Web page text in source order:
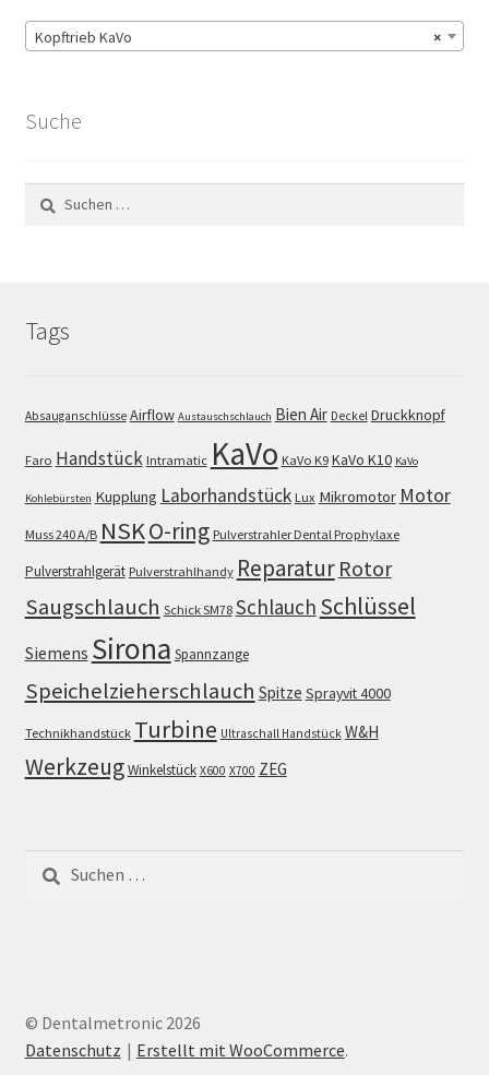
×
Kopftrieb KaVo
Suche
Suchen
nach:
Tags
Absauganschlüsse Airflow Austauschschlauch Bien Air Deckel Druckknopf
Faro Handstück Intramatic KaVo KaVo K9 KaVo K10 KaVo
Kohlebürsten Kupplung Laborhandstück Lux Mikromotor Motor
Muss 240 A/B NSKO-ring Pulverstrahler Dental Prophylaxe
Pulverstrahlgerät Pulverstrahlhandy Reparatur Rotor
Saugschlauch Schick SM78 Schlauch Schlüssel
Siemens Sirona Spannzange
Speichelzieherschlauch Spitze Sprayvit 4000
Technikhandstück Turbine Ultraschall Handstück W&H
WerkzeugWinkelstück X600 X700 ZEG
Suchen
nach:
© Dentalmetronic 2026
Datenschutz
Erstellt mit WooCommerce.